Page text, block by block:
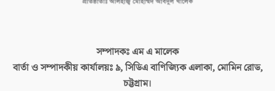
সম্পাদকঃএম এ মালেক
বার্তা ও সম্পাদকীয় কার্যালয়ঃ৯, সিডিএ বাণিজ্যিক এলাকা, মোমিন রোড,
চট্টগ্রাম।